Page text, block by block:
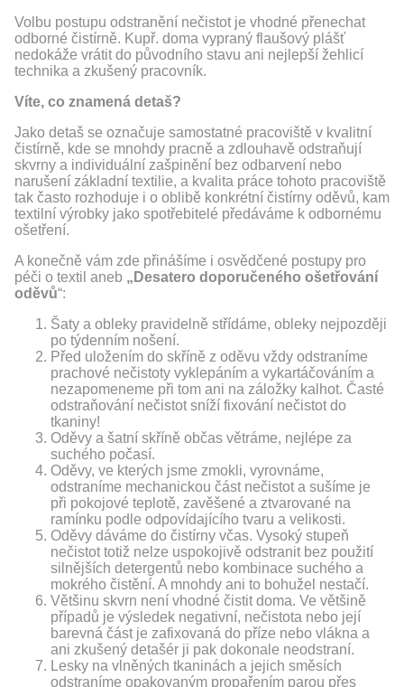
Volbu postupu odstranění nečistot je vhodné přenechat
odborné čistírně. Kupř. doma vypraný flaušový plášť
nedokáže vrátit do původního stavu ani nejlepší žehlicí
technika a zkušený pracovník.
Víte, co znamená detaš?
Jako detaš se označuje samostatné pracoviště v kvalitní
čistírně, kde se mnohdy pracně a zdlouhavě odstraňují
skvrny a individuální zašpinění bez odbarvení nebo
narušení základní textilie, a kvalita práce tohoto pracoviště
tak často rozhoduje i o oblibě konkrétní čistírny oděvů, kam
textilní výrobky jako spotřebitelé předáváme k odbornému
ošetření.
A konečně vám zde přinášíme i osvědčené postupy pro
péči o textil aneb „Desatero doporučeného ošetřování
oděvů“:
Šaty a obleky pravidelně střídáme, obleky nejpozději
po týdenním nošení.
Před uložením do skříně z oděvu vždy odstraníme
prachové nečistoty vyklepáním a vykartáčováním a
nezapomeneme při tom ani na záložky kalhot. Časté
odstraňování nečistot sníží fixování nečistot do
tkaniny!
Oděvy a šatní skříně občas větráme, nejlépe za
suchého počasí.
Oděvy, ve kterých jsme zmokli, vyrovnáme,
odstraníme mechanickou část nečistot a sušíme je
při pokojové teplotě, zavěšené a ztvarované na
ramínku podle odpovídajícího tvaru a velikosti.
Oděvy dáváme do čistírny včas. Vysoký stupeň
nečistot totiž nelze uspokojivě odstranit bez použití
silnějších detergentů nebo kombinace suchého a
mokrého čistění. A mnohdy ani to bohužel nestačí.
Většinu skvrn není vhodné čistit doma. Ve většině
případů je výsledek negativní, nečistota nebo její
barevná část je zafixovaná do příze nebo vlákna a
ani zkušený detašér ji pak dokonale neodstraní.
Lesky na vlněných tkaninách a jejich směsích
odstraníme opakovaným propařením parou přes